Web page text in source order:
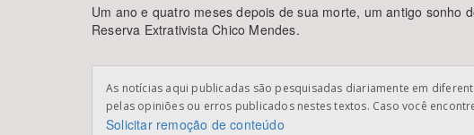
Um ano e quatro meses depois de sua morte, um antigo
Reserva Extrativista Chico Mendes.
As notícias aqui publicadas são pesquisadas diariamente em
pelas opiniões ou erros publicados nestes textos. Caso você
Solicitar remoção de conteúdo